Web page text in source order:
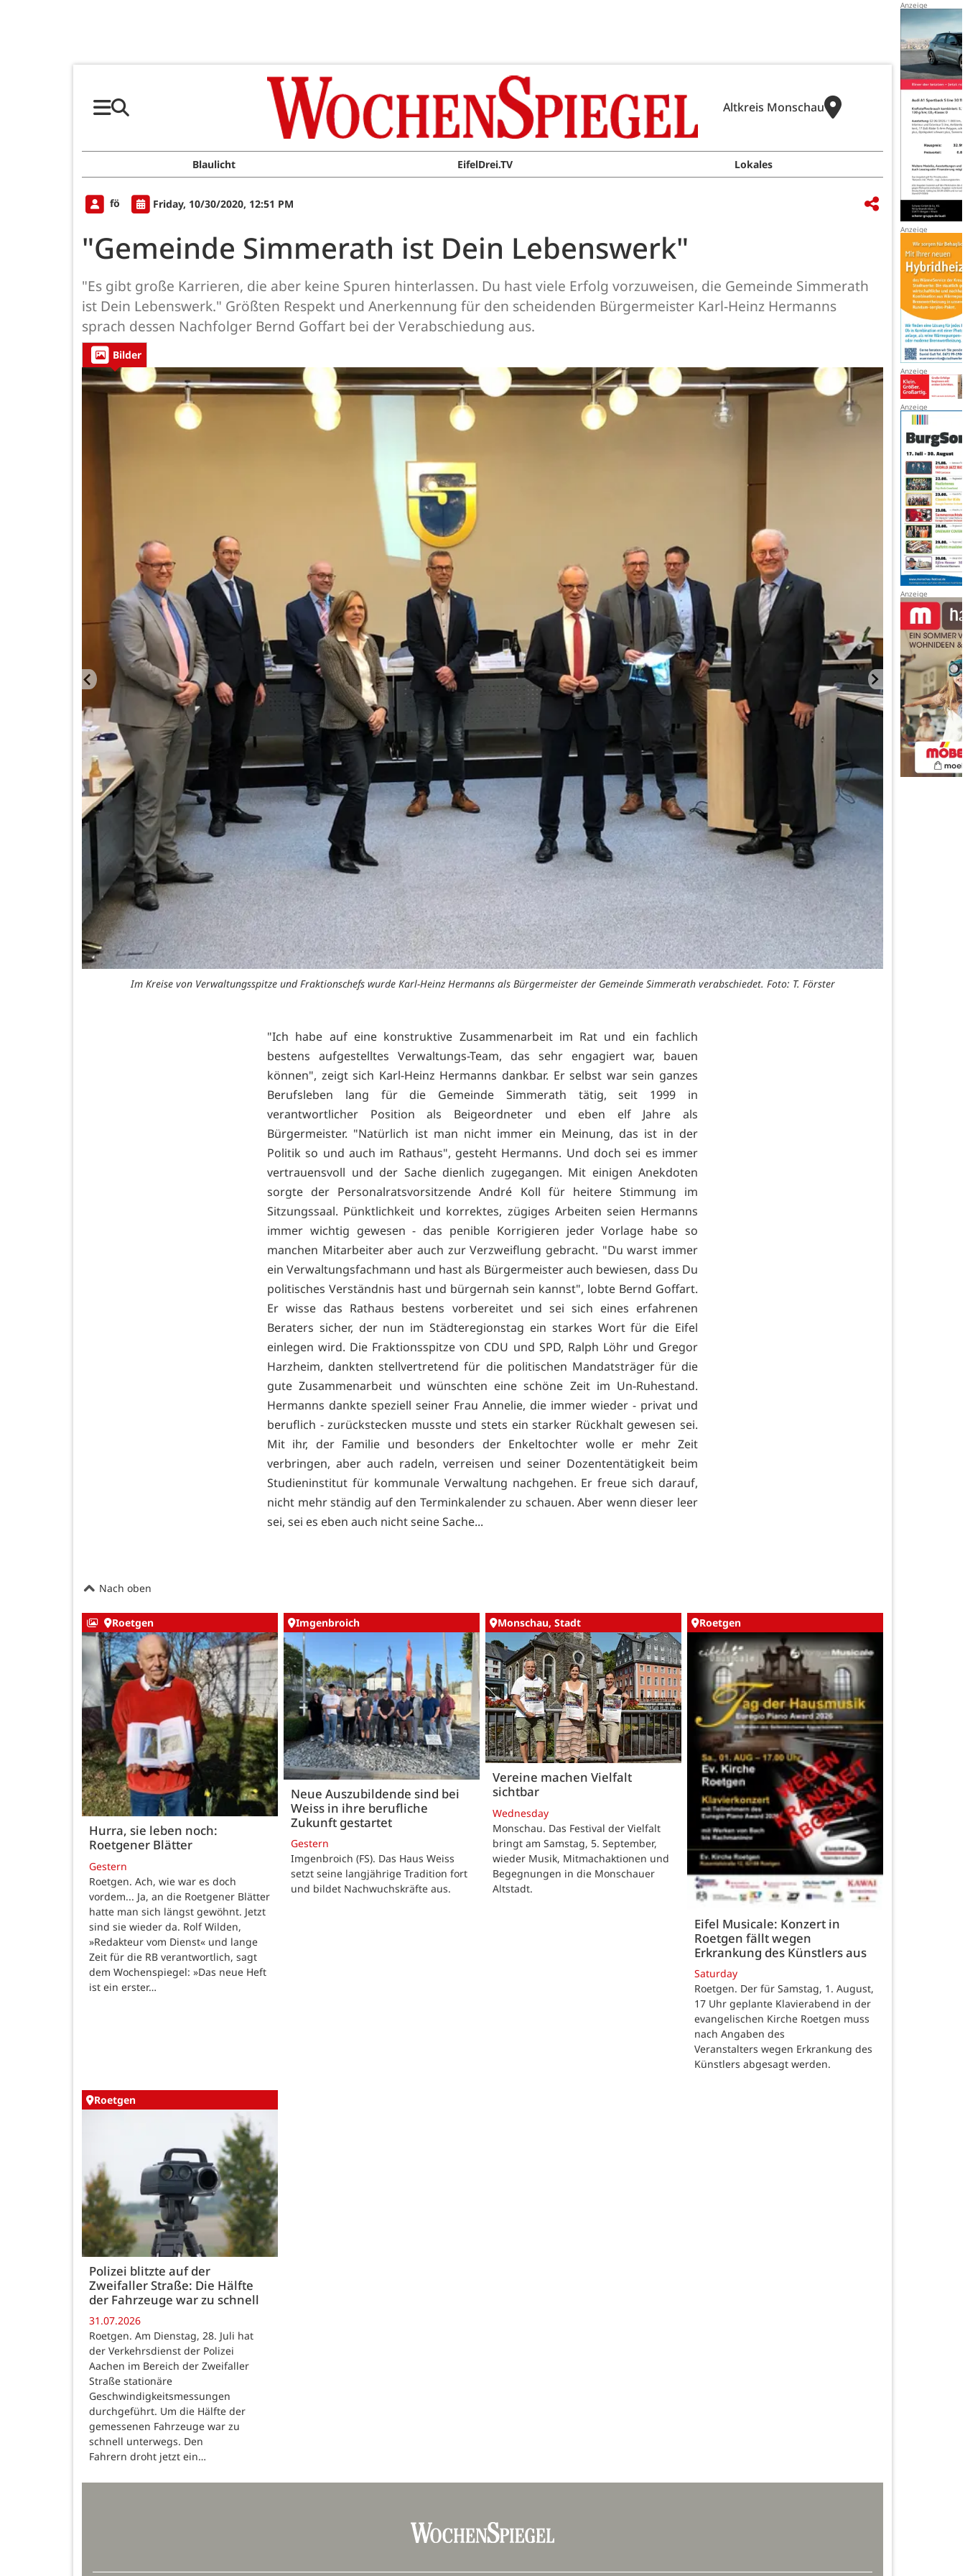
Altkreis Monschau
Blaulicht EifelDrei.TV Lokales
fö Friday, 10/30/2020, 12:51 PM
"Gemeinde Simmerath ist Dein Lebenswerk"
"Es gibt große Karrieren, die aber keine Spuren hinterlassen. Du hast viele Erfolg vorzuweisen, die Gemeinde Simmerath
ist Dein Lebenswerk." Größten Respekt und Anerkennung für den scheidenden Bürgermeister Karl-Heinz Hermanns
sprach dessen Nachfolger Bernd Goffart bei der Verabschiedung aus.
Bilder
Im Kreise von Verwaltungsspitze und Fraktionschefs wurde Karl-Heinz Hermanns als Bürgermeister der Gemeinde Simmerath verabschiedet. Foto: T. Förster
"Ich habe auf eine konstruktive Zusammenarbeit im Rat und ein fachlich
bestens aufgestelltes Verwaltungs-Team, das sehr engagiert war, bauen
können", zeigt sich Karl-Heinz Hermanns dankbar. Er selbst war sein ganzes
Berufsleben lang für die Gemeinde Simmerath tätig, seit 1999 in
verantwortlicher Position als Beigeordneter und eben elf Jahre als
Bürgermeister. "Natürlich ist man nicht immer ein Meinung, das ist in der
Politik so und auch im Rathaus", gesteht Hermanns. Und doch sei es immer
vertrauensvoll und der Sache dienlich zugegangen. Mit einigen Anekdoten
sorgte der Personalratsvorsitzende André Koll für heitere Stimmung im
Sitzungssaal. Pünktlichkeit und korrektes, zügiges Arbeiten seien Hermanns
immer wichtig gewesen - das penible Korrigieren jeder Vorlage habe so
manchen Mitarbeiter aber auch zur Verzweiflung gebracht. "Du warst immer
ein Verwaltungsfachmann und hast als Bürgermeister auch bewiesen, dass Du
politisches Verständnis hast und bürgernah sein kannst", lobte Bernd Goffart.
Er wisse das Rathaus bestens vorbereitet und sei sich eines erfahrenen
Beraters sicher, der nun im Städteregionstag ein starkes Wort für die Eifel
einlegen wird. Die Fraktionsspitze von CDU und SPD, Ralph Löhr und Gregor
Harzheim, dankten stellvertretend für die politischen Mandatsträger für die
gute Zusammenarbeit und wünschten eine schöne Zeit im Un-Ruhestand.
Hermanns dankte speziell seiner Frau Annelie, die immer wieder - privat und
beruflich - zurückstecken musste und stets ein starker Rückhalt gewesen sei.
Mit ihr, der Familie und besonders der Enkeltochter wolle er mehr Zeit
verbringen, aber auch radeln, verreisen und seiner Dozententätigkeit beim
Studieninstitut für kommunale Verwaltung nachgehen. Er freue sich darauf,
nicht mehr ständig auf den Terminkalender zu schauen. Aber wenn dieser leer
sei, sei es eben auch nicht seine Sache...
Nach oben
Roetgen
Hurra, sie leben noch:
Roetgener Blätter
Gestern
Roetgen. Ach, wie war es doch
vordem... Ja, an die Roetgener Blätter
hatte man sich längst gewöhnt. Jetzt
sind sie wieder da. Rolf Wilden,
»Redakteur vom Dienst« und lange
Zeit für die RB verantwortlich, sagt
dem Wochenspiegel: »Das neue Heft
ist ein erster…
Imgenbroich
Neue Auszubildende sind bei
Weiss in ihre berufliche
Zukunft gestartet
Gestern
Imgenbroich (FS). Das Haus Weiss
setzt seine langjährige Tradition fort
und bildet Nachwuchskräfte aus.
Monschau, Stadt
Vereine machen Vielfalt
sichtbar
Wednesday
Monschau. Das Festival der Vielfalt
bringt am Samstag, 5. September,
wieder Musik, Mitmachaktionen und
Begegnungen in die Monschauer
Altstadt.
Roetgen
Eifel Musicale: Konzert in
Roetgen fällt wegen
Erkrankung des Künstlers aus
Saturday
Roetgen. Der für Samstag, 1. August,
17 Uhr geplante Klavierabend in der
evangelischen Kirche Roetgen muss
nach Angaben des
Veranstalters wegen Erkrankung des
Künstlers abgesagt werden.
Roetgen
Polizei blitzte auf der
Zweifaller Straße: Die Hälfte
der Fahrzeuge war zu schnell
31.07.2026
Roetgen. Am Dienstag, 28. Juli hat
der Verkehrsdienst der Polizei
Aachen im Bereich der Zweifaller
Straße stationäre
Geschwindigkeitsmessungen
durchgeführt. Um die Hälfte der
gemessenen Fahrzeuge war zu
schnell unterwegs. Den
Fahrern droht jetzt ein…